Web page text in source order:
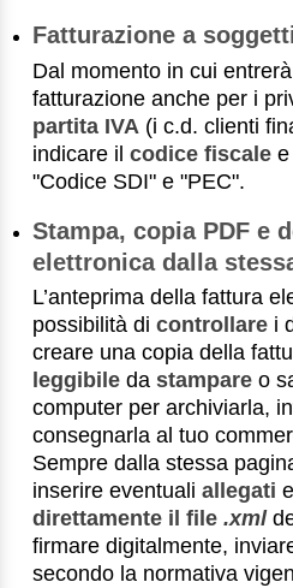
Fatturazione a
Dal momento in cui
fatturazione anche per i
partita IVA (i c.d. clienti
indicare ilcodice fiscale
"Codice SDI" e "PEC".
Stampa, copia PDF e
elettronica dalla
L’anteprima della fattura
possibilità dicontrollare i
creare una copia della
leggibile dastampare o
computer per archiviarla,
consegnarla al tuo
Sempre dalla stessa
inserire eventualiallegati
direttamente il file.xml
firmare digitalmente,
secondo la normativa